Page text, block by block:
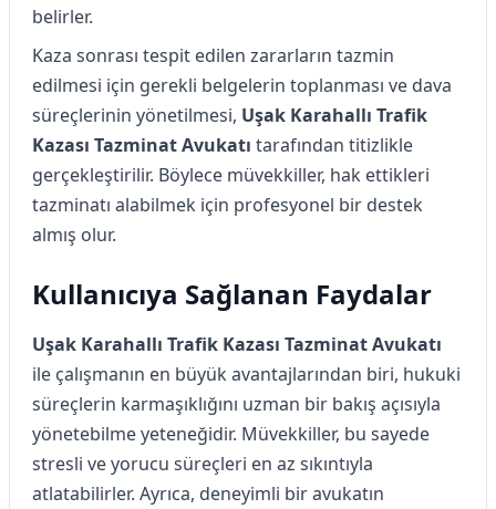
belirler.
Kaza sonrası tespit edilen zararların tazmin
edilmesi için gerekli belgelerin toplanması ve dava
süreçlerinin yönetilmesi, Uşak Karahallı Trafik
Kazası Tazminat Avukatı tarafından titizlikle
gerçekleştirilir. Böylece müvekkiller, hak ettikleri
tazminatı alabilmek için profesyonel bir destek
almış olur.
Kullanıcıya Sağlanan Faydalar
Uşak Karahallı Trafik Kazası Tazminat Avukatı
ile çalışmanın en büyük avantajlarından biri, hukuki
süreçlerin karmaşıklığını uzman bir bakış açısıyla
yönetebilme yeteneğidir. Müvekkiller, bu sayede
stresli ve yorucu süreçleri en az sıkıntıyla
atlatabilirler. Ayrıca, deneyimli bir avukatın